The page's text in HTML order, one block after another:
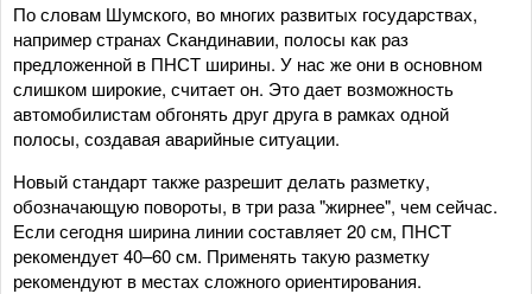
По словам Шумского, во многих развитых государствах,
например странах Скандинавии, полосы как раз
предложенной в ПНСТ ширины. У нас же они в основном
слишком широкие, считает он. Это дает возможность
автомобилистам обгонять друг друга в рамках одной
полосы, создавая аварийные ситуации.
Новый стандарт также разрешит делать разметку,
обозначающую повороты, в три раза "жирнее", чем сейчас.
Если сегодня ширина линии составляет 20 см, ПНСТ
рекомендует 40–60 см. Применять такую разметку
рекомендуют в местах сложного ориентирования.